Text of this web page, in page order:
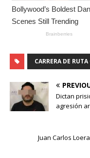
CARRERA DE
Dictan
agresión
Juan Carlos